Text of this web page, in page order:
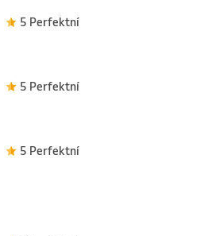
5 Perfektní
5 Perfektní
5 Perfektní